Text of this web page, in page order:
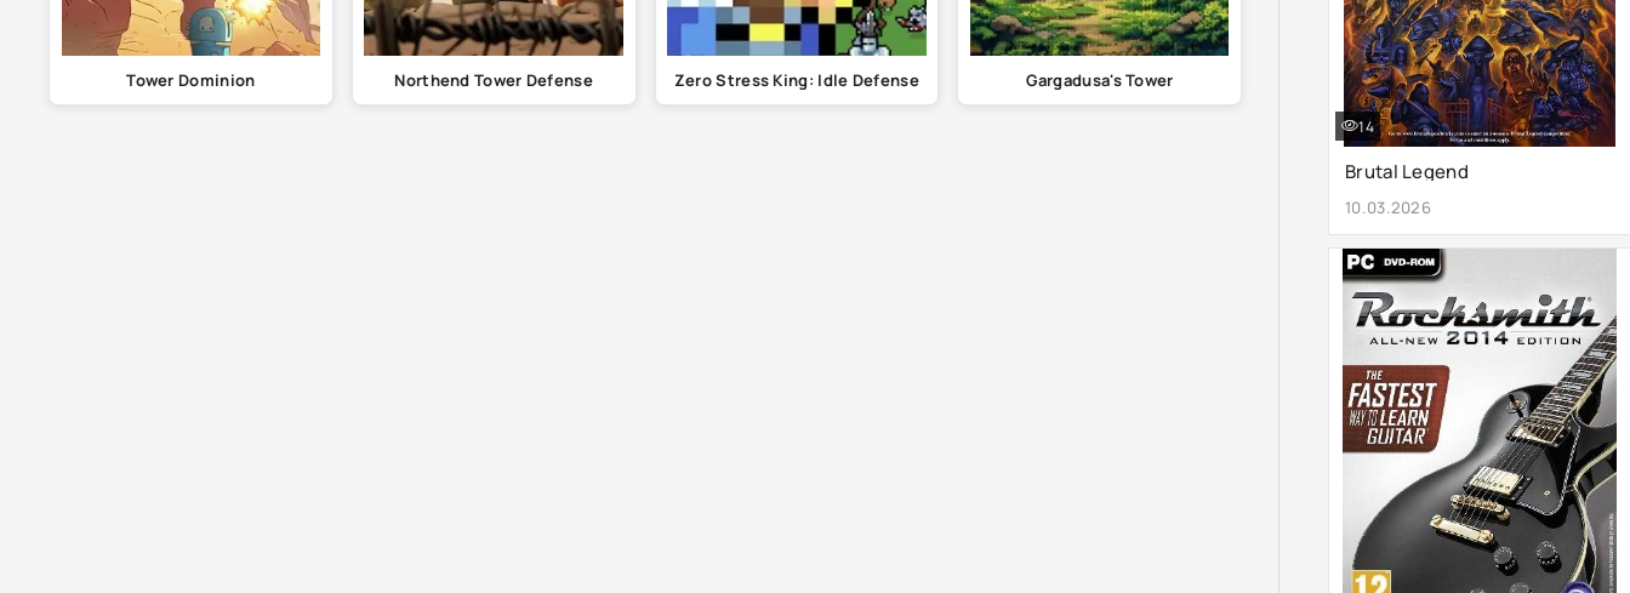
Tower Dominion Northend Tower Defense Zero Stress King: Idle Defense Gargadusa's Tower
Brutal Legend
10.03.2026
14